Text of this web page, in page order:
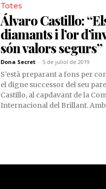
Totes
Álvaro Castillo:
diamants i l’or
són valors segurs”
Dona Secret - 5 de juliol de 2019
S’està preparant a fons per
el digne successor del seu
Castillo, al capdavant de la
Internacional del Brillant. Amb